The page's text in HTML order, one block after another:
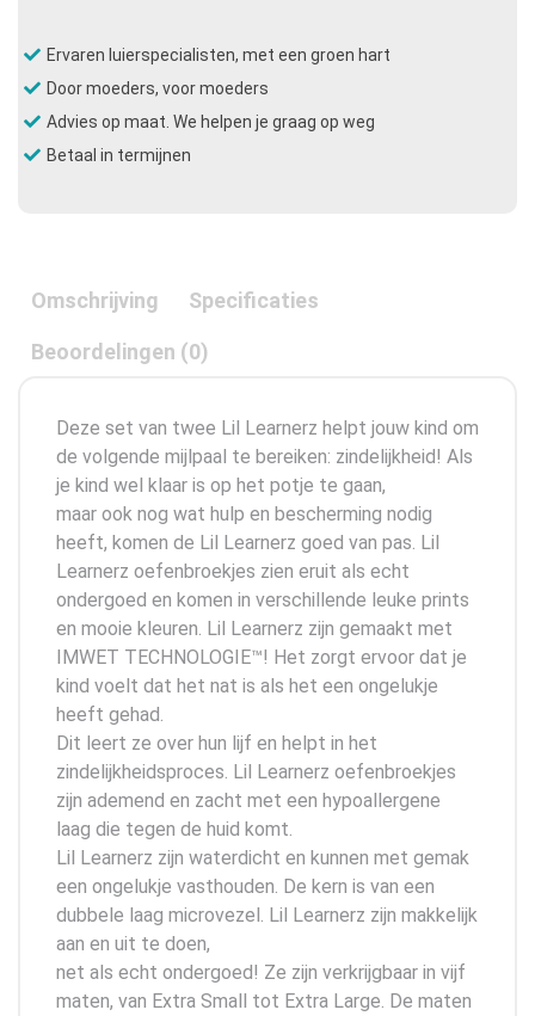
Ervaren luierspecialisten, met een groen hart
Door moeders, voor moeders
Advies op maat. We helpen je graag op weg
Betaal in termijnen
Omschrijving Specificaties
Beoordelingen (0)
Deze set van twee Lil Learnerz helpt jouw kind om
de volgende mijlpaal te bereiken: zindelijkheid! Als
je kind wel klaar is op het potje te gaan,
maar ook nog wat hulp en bescherming nodig
heeft, komen de Lil Learnerz goed van pas. Lil
Learnerz oefenbroekjes zien eruit als echt
ondergoed en komen in verschillende leuke prints
en mooie kleuren. Lil Learnerz zijn gemaakt met
IMWET TECHNOLOGIE™! Het zorgt ervoor dat je
kind voelt dat het nat is als het een ongelukje
heeft gehad.
Dit leert ze over hun lijf en helpt in het
zindelijkheidsproces. Lil Learnerz oefenbroekjes
zijn ademend en zacht met een hypoallergene
laag die tegen de huid komt.
Lil Learnerz zijn waterdicht en kunnen met gemak
een ongelukje vasthouden. De kern is van een
dubbele laag microvezel. Lil Learnerz zijn makkelijk
aan en uit te doen,
net als echt ondergoed! Ze zijn verkrijgbaar in vijf
maten, van Extra Small tot Extra Large. De maten